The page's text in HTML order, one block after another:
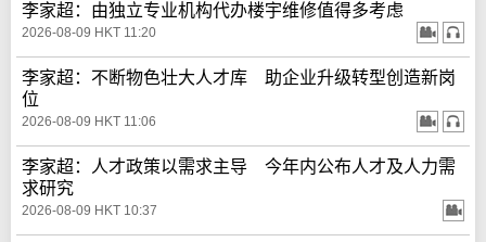
李家超：由独立专业机构代办楼宇维修值得多考虑
2026-08-09 HKT 11:20
李家超：不断物色壮大人才库 助企业升级转型创造新岗
位
2026-08-09 HKT 11:06
李家超：人才政策以需求主导 今年内公布人才及人力需
求研究
2026-08-09 HKT 10:37